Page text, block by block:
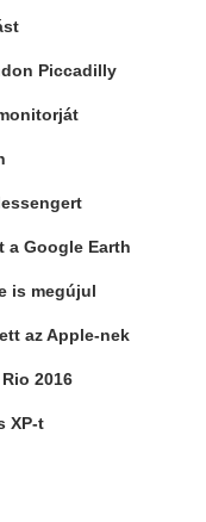
Piccadilly
a Google Earth
is megújul
az Apple-nek
2016
XP-t